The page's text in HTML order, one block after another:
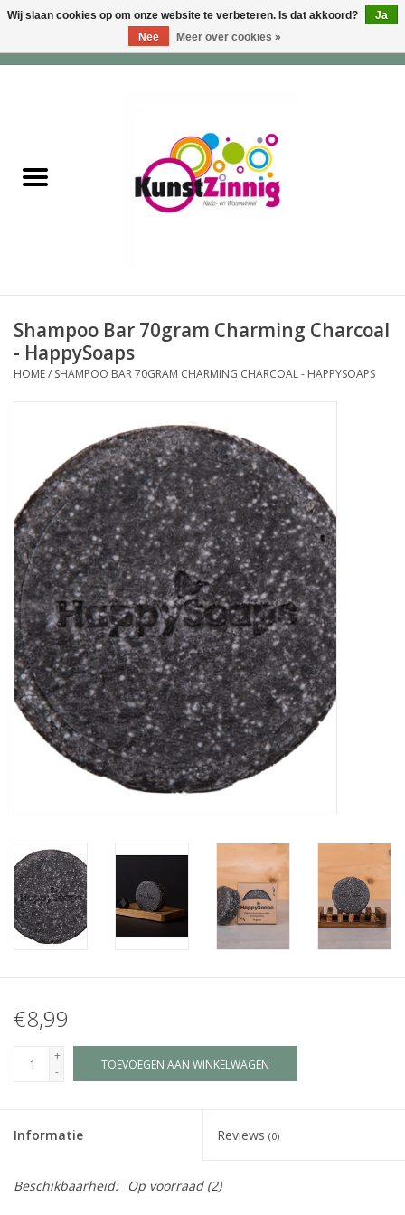
Wonen & Lifestyle
Tassen & Portemonnees
Kinderen
Cadeauboeken
Stationery & Gifts
Sieraden
Hebbedingen
Thee, Koffie & wat Lekkers
Wenskaarten
Brievenbus Kadootjes
Kadobonnen
Merken
Shampoo Bar 70gram Charming Charcoal
- HappySoaps
HOME/ SHAMPOO BAR 70GRAM CHARMING CHARCOAL - HAPPYSOAPS
€8,99
+
-
TOEVOEGEN AAN WINKELWAGEN
Informatie Reviews (0)
Beschikbaarheid: Op voorraad(2)
Wij slaan cookies op om onze website te verbeteren. Is dat akkoord?
Ja
Nee
Meer over cookies »